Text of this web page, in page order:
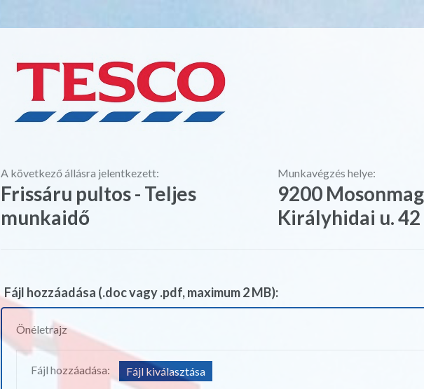
A következő állásra jelentkezett:
Frissáru pultos - Teljes
munkaidő
Munkavégzés helye:
9200
Királyhidai u. 42
Fájl hozzáadása (.doc vagy .pdf, maximum 2 MB):
Önéletrajz
Fájl hozzáadása: Fájl kiválasztása